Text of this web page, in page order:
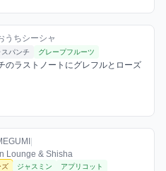
る
ちシーシャ / 2026年3月2日
うちシーシャ
バー
スパンチ グレープフルーツ
のラストノートにグレフルとローズ
ックスを見る/ お店シーシャ / 2026年
|
Lounge & Shisha
バー
ズ ジャスミン
アプリコット